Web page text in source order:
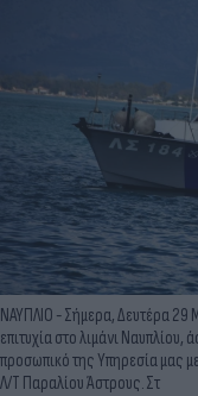
ΝΑΥΠΛΙΟ - Σήμερα, Δευτέρα 29
επιτυχία στο λιμάνι
προσωπικό της Υπηρεσία μας
Λ/Τ Παραλίου Άστρους. Στ